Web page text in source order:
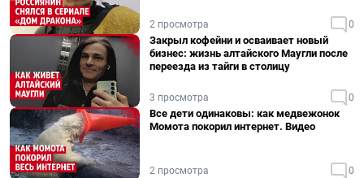
2 просмотра 0
Закрыл кофейни и осваивает новый
бизнес: жизнь алтайского Маугли после
переезда из тайги в столицу
3 просмотра 0
Все дети одинаковы: как медвежонок
Момота покорил интернет. Видео
2 просмотра 0